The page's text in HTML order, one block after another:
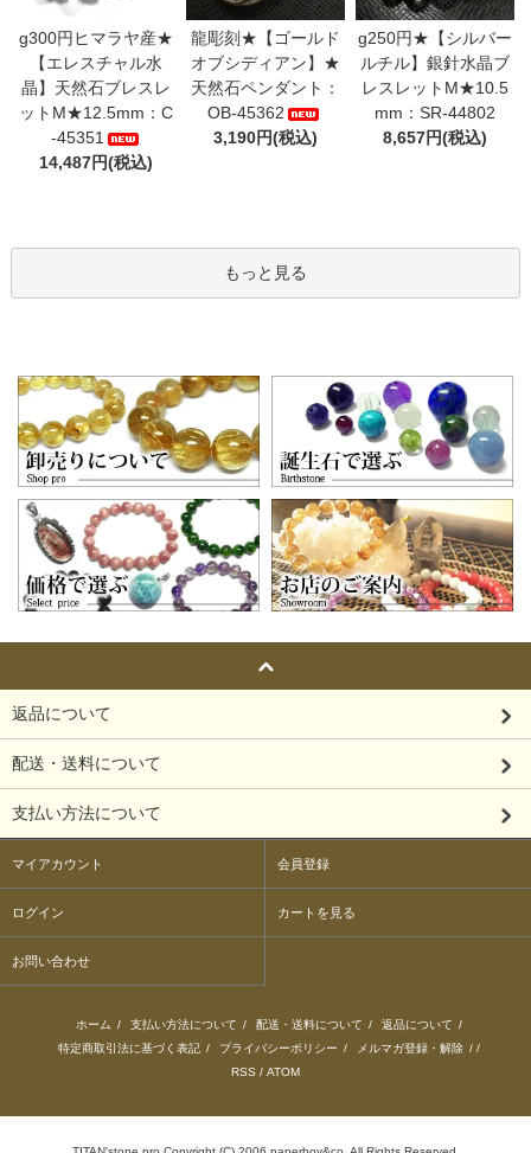
g300円ヒマラヤ産★
【エレスチャル水
晶】天然石ブレスレ
ットM★12.5mm：C
-45351
14,487円(税込)
龍彫刻★【ゴールド
オブシディアン】★
天然石ペンダント：
OB-45362
3,190円(税込)
g250円★【シルバー
ルチル】銀針水晶ブ
レスレットM★10.5
mm：SR-44802
8,657円(税込)
もっと見る
返品について
配送・送料について
支払い方法について
マイアカウント 会員登録
ログイン カートを見る
お問い合わせ
ホーム / 支払い方法について / 配送・送料について / 返品について /
特定商取引法に基づく表記 / プライバシーポリシー / メルマガ登録・解除 / /
RSS / ATOM